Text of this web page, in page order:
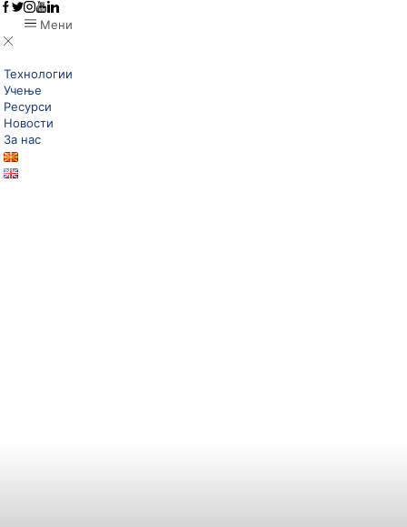
Мени
Технологии
Учење
Ресурси
Новости
За нас